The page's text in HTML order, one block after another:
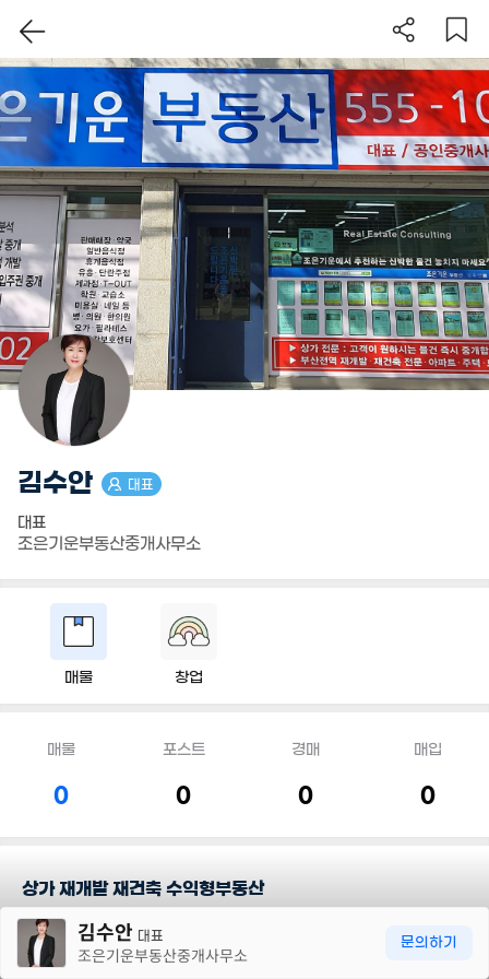
김수안 대표
대표
조은기운부동산중개사무소
매물 창업
매물
0
포스트
0
경매
0
매입
0
상가 재개발 재건축 수익형부동산
담당지역김수안 대표
조은기운부동산중개사무소
문의하기
이 지역 보기